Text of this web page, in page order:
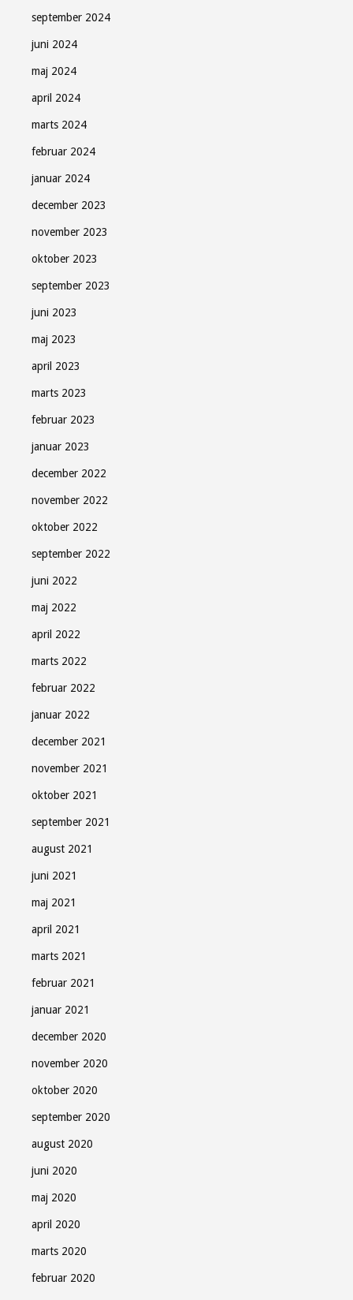
september 2024
juni 2024
maj 2024
april 2024
marts 2024
februar 2024
januar 2024
december 2023
november 2023
oktober 2023
september 2023
juni 2023
maj 2023
april 2023
marts 2023
februar 2023
januar 2023
december 2022
november 2022
oktober 2022
september 2022
juni 2022
maj 2022
april 2022
marts 2022
februar 2022
januar 2022
december 2021
november 2021
oktober 2021
september 2021
august 2021
juni 2021
maj 2021
april 2021
marts 2021
februar 2021
januar 2021
december 2020
november 2020
oktober 2020
september 2020
august 2020
juni 2020
maj 2020
april 2020
marts 2020
februar 2020